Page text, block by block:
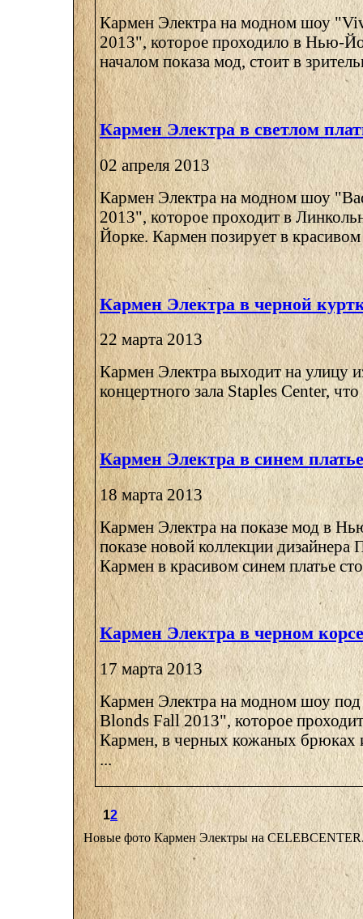
Кармен Электра на модном шоу
2013", которое проходило в Нью-
началом показа мод, стоит в
Кармен Электра в светлом
02 апреля 2013
Кармен Электра на модном шоу
2013", которое проходит в
Йорке. Кармен позирует в красивом
Кармен Электра в черной
22 марта 2013
Кармен Электра выходит на улицу
концертного зала Staples Center,
Кармен Электра в синем платье
18 марта 2013
Кармен Электра на показе мод в
показе новой коллекции дизайнера
Кармен в красивом синем платье
Кармен Электра в черном
17 марта 2013
Кармен Электра на модном шоу под
Blonds Fall 2013", которое
Кармен, в черных кожаных брюках
...
12
Новые фото Кармен Электры на